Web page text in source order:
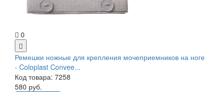
0
Ремешки ножные для крепления мочеприемников на ноге
- Coloplast Convee...
Код товара: 7258
580 руб.